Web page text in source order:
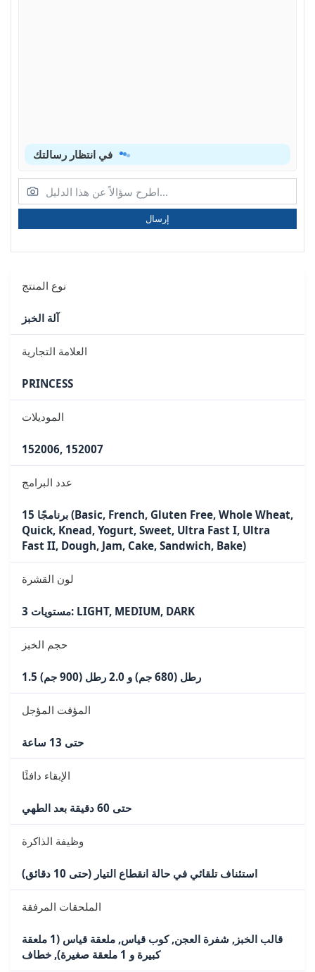
إرسال
نوع المنتج
آلة الخبز
العلامة التجارية
PRINCESS
الموديلات
152006, 152007
عدد البرامج
15 برنامجًا (Basic, French, Gluten Free, Whole Wheat,
Quick, Knead, Yogurt, Sweet, Ultra Fast I, Ultra
Fast II, Dough, Jam, Cake, Sandwich, Bake)
لون القشرة
3 مستويات: LIGHT, MEDIUM, DARK
حجم الخبز
1.5 رطل (680 جم) و 2.0 رطل (900 جم)
المؤقت المؤجل
حتى 13 ساعة
الإبقاء دافئًا
حتى 60 دقيقة بعد الطهي
وظيفة الذاكرة
استئناف تلقائي في حالة انقطاع التيار (حتى 10 دقائق)
الملحقات المرفقة
قالب الخبز, شفرة العجن, كوب قياس, ملعقة قياس (1 ملعقة
كبيرة و 1 ملعقة صغيرة), خطاف